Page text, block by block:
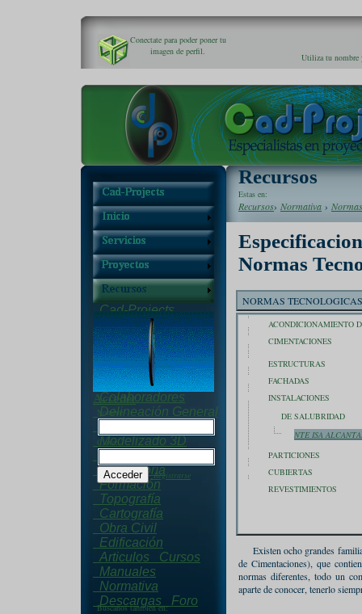
Conectate para poder poner tu
imagen de perfil.
Utiliza tu nombre
Cad-Projects
Inicio
Servicios
Proyectos
Recursos
Acerca de Nosotros
Inform. de Contacto
Colaboradores
Delineación General
Modelizado 3D
Consultoría
Formación
Topografía
Cartografía
Obra Civil
Edificación
Articulos
Cursos
Manuales
Normativa
Descargas
Foro
Acceder
Nombre:
Clave:
Registrarse
Buscanos tambien en:
Recursos
Estas en:
Recursos› Normativa ›
Normas
NORMAS
ACONDICIONAMIENTO
CIMENTACIONES
ESTRUCTURAS
FACHADAS
INSTALACIONES
DE SALUBRIDAD
NTE ISA
PARTICIONES
CUBIERTAS
REVESTIMIENTOS
Existen ocho grandes
de Cimentaciones), que
normas diferentes, todo un
aparte de conocer, tenerlo